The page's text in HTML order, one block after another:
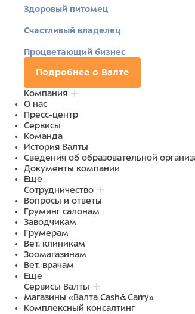
Здоровый питомец
Счастливый владелец
Процветающий бизнес
Подробнее о Валте
Компания
О нас
Пресс-центр
Сервисы
Команда
История Валты
Сведения об образовательной
Документы компании
Еще
Сотрудничество
Вопросы и ответы
Груминг салонам
Заводчикам
Грумерам
Вет. клиникам
Зоомагазинам
Вет. врачам
Еще
Сервисы Валты
Магазины «Валта Cash&Carry»
Комплексный консалтинг